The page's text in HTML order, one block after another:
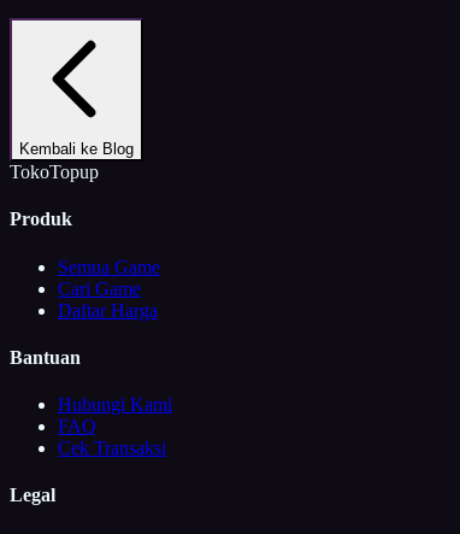
Kembali ke Blog
TokoTopup
Produk
Semua Game
Cari Game
Daftar Harga
Bantuan
Hubungi Kami
FAQ
Cek Transaksi
Legal